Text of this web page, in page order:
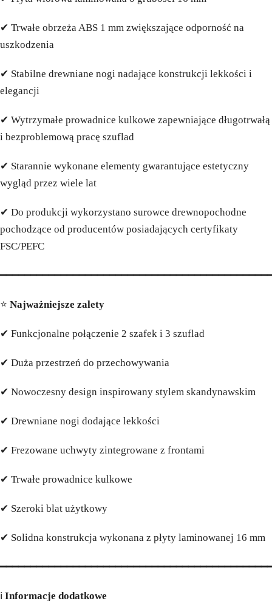
✔ Trwałe obrzeża ABS 1 mm zwiększające odporność na
uszkodzenia
✔ Stabilne drewniane nogi nadające konstrukcji lekkości i
elegancji
✔ Wytrzymałe prowadnice kulkowe zapewniające długotrwałą
i bezproblemową pracę szuflad
✔ Starannie wykonane elementy gwarantujące estetyczny
wygląd przez wiele lat
✔ Do produkcji wykorzystano surowce drewnopochodne
pochodzące od producentów posiadających certyfikaty
FSC/PEFC
⭐ Najważniejsze zalety
✔ Funkcjonalne połączenie 2 szafek i 3 szuflad
✔ Duża przestrzeń do przechowywania
✔ Nowoczesny design inspirowany stylem skandynawskim
✔ Drewniane nogi dodające lekkości
✔ Frezowane uchwyty zintegrowane z frontami
✔ Trwałe prowadnice kulkowe
✔ Szeroki blat użytkowy
✔ Solidna konstrukcja wykonana z płyty laminowanej 16 mm
ℹ️ Informacje dodatkowe